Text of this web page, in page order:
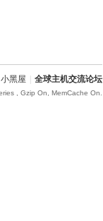
小黑屋 全球主机交流论坛
, Gzip On, MemCache On.